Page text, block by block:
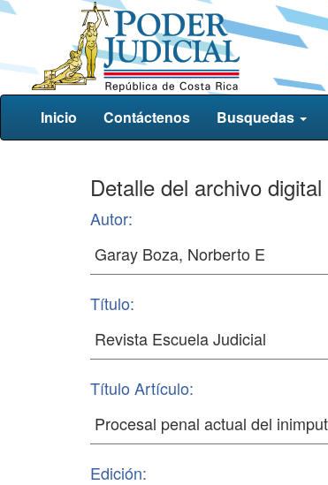
Inicio Contáctenos Busquedas
Detalle del archivo digital
Autor:
Título:
Título Artículo:
Edición: